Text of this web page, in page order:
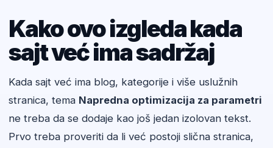
Kako ovo izgleda kada
sajt već ima sadržaj
Kada sajt već ima blog, kategorije i više uslužnih
stranica, tema Napredna optimizacija za parametri
ne treba da se dodaje kao još jedan izolovan tekst.
Prvo treba proveriti da li već postoji slična stranica,